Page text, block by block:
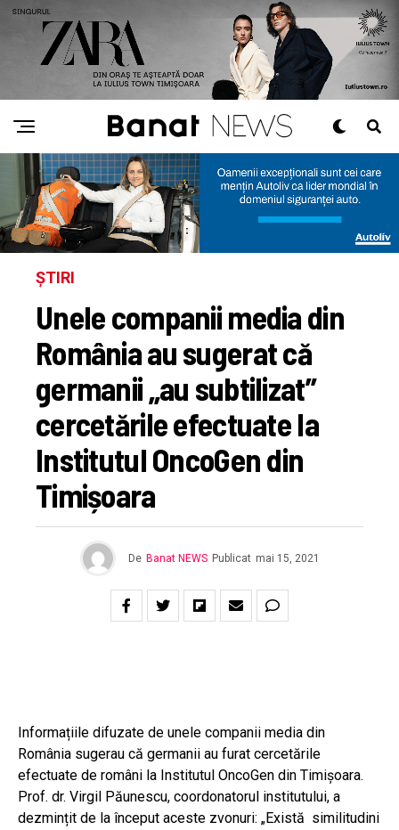
ȘTIRI
Unele companii media din
România au sugerat că
germanii „au subtilizat”
cercetările efectuate la
Institutul OncoGen din
Timișoara
De Banat NEWS Publicat mai 15, 2021
Informațiile difuzate de unele companii media din
România sugerau că germanii au furat cercetările
efectuate de români la Institutul OncoGen din Timișoara.
Prof. dr. Virgil Păunescu, coordonatorul institutului, a
dezmințit de la început aceste zvonuri: „Există similitudini